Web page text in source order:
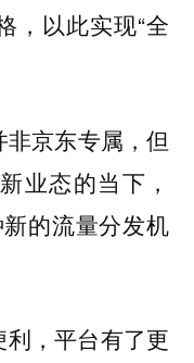
，以此实现“全
京东专属，但
业态的当下，
的流量分发机
，平台有了更